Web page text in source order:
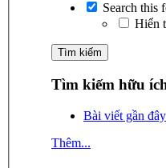
Search this
Hiển
Tìm kiếm hữu
Bài viết gần đây
Thêm...